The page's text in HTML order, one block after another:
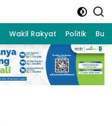
Wakil Rakyat Politik